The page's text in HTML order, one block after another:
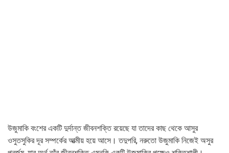
উজুমাকি বংশের একটি দুর্দান্ত জীবনশক্তি রয়েছে যা তাদের কাছ থেকে আসুর
ওসুতসুকির দূর সম্পর্কের আত্মীয় হয়ে আসে। তদুপরি, নরুতো উজুমাকি নিজেই অসুর